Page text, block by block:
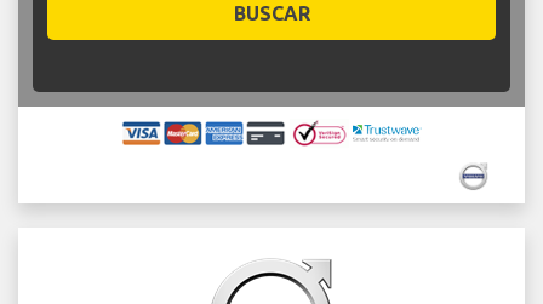
BUSCAR